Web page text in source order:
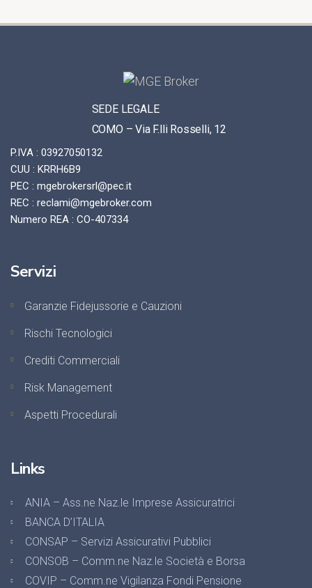
SEDE LEGALE
COMO – Via F.lli Rosselli, 12
P.IVA : 03927050132
CUU : KRRH6B9
PEC : mgebrokersrl@pec.it
REC : reclami@mgebroker.com
Numero REA : CO-407334
Servizi
Garanzie Fidejussorie e Cauzioni
Rischi Tecnologici
Crediti Commerciali
Risk Management
Aspetti Procedurali
Links
ANIA – Ass.ne Naz.le Imprese Assicuratrici
BANCA D’ITALIA
CONSAP – Servizi Assicurativi Pubblici
CONSOB – Comm.ne Naz.le Società e Borsa
COVIP – Comm.ne Vigilanza Fondi Pensione